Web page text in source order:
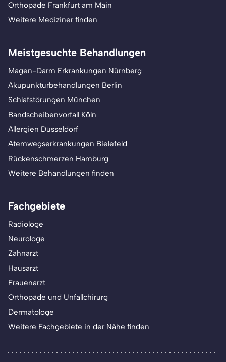
Orthopäde Frankfurt am Main
Weitere Mediziner finden
Meistgesuchte Behandlungen
Magen-Darm Erkrankungen Nürnberg
Akupunkturbehandlungen Berlin
Schlafstörungen München
Bandscheibenvorfall Köln
Allergien Düsseldorf
Atemwegserkrankungen Bielefeld
Rückenschmerzen Hamburg
Weitere Behandlungen finden
Fachgebiete
Radiologe
Neurologe
Zahnarzt
Hausarzt
Frauenarzt
Orthopäde und Unfallchirurg
Dermatologe
Weitere Fachgebiete in der Nähe finden